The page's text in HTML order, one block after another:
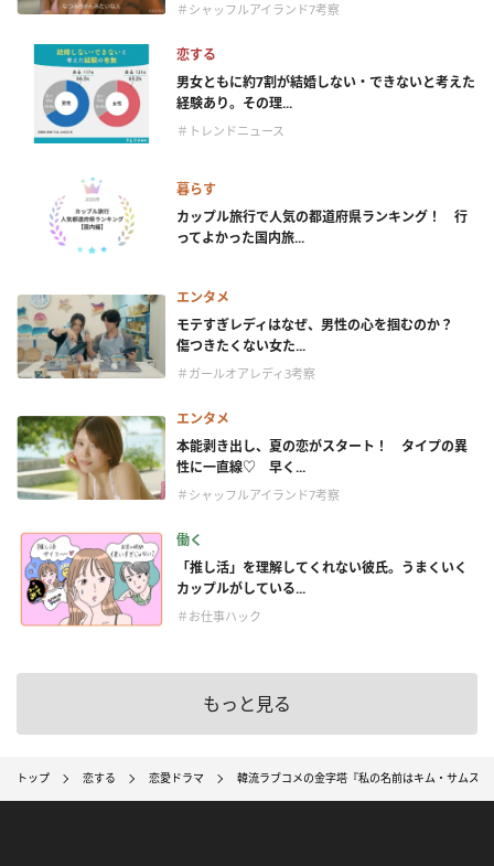
＃シャッフルアイランド7考察
恋する
男女ともに約7割が結婚しない・できないと考えた
経験あり。その理...
＃トレンドニュース
暮らす
カップル旅行で人気の都道府県ランキング！ 行
ってよかった国内旅...
エンタメ
モテすぎレディはなぜ、男性の心を掴むのか？
傷つきたくない女た...
＃ガールオアレディ3考察
エンタメ
本能剥き出し、夏の恋がスタート！ タイプの異
性に一直線♡ 早く...
＃シャッフルアイランド7考察
働く
「推し活」を理解してくれない彼氏。うまくいく
カップルがしている...
＃お仕事ハック
もっと見る
トップ 恋する 恋愛ドラマ 韓流ラブコメの金字塔『私の名前はキム・サムス